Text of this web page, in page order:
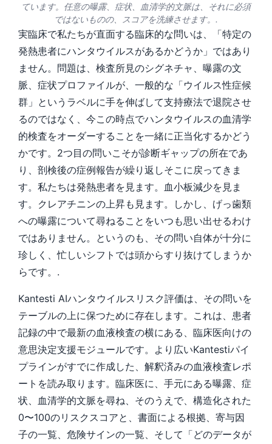
ています。任意の曝露、症状、血清学的文脈は、それに必須
ではないものの、スコアを洗練させます。.
実臨床で私たちが直面する臨床的な問いは、「特定の
発熱患者にハンタウイルスがあるかどうか」ではあり
ません。問題は、検査所見のシグネチャ、曝露の文
脈、症状プロファイルが、一般的な「ウイルス性症候
群」というラベルに手を伸ばして支持療法で退院させ
るのではなく、今この時点でハンタウイルスの血清学
的検査をオーダーすることを一緒に正当化するかどう
かです。2つ目の問いこそが診断ギャップの所在であ
り、剖検後の症例報告が繰り返しそこに戻ってきま
す。私たちは発熱患者を見ます。血小板減少を見ま
す。クレアチニンの上昇も見ます。しかし、げっ歯類
への曝露について尋ねることをいつも思い出せるわけ
ではありません。というのも、その問い自体が十分に
珍しく、忙しいシフトでは頭からすり抜けてしまうか
らです。.
Kantesti AIハンタウイルスリスク評価は、その問いを
テーブルの上に保つために存在します。これは、患者
記録の中で最新の血液検査の横にある、臨床医向けの
意思決定支援モジュールです。より広いKantestiパイ
プラインがすでに作成した、解釈済みの血液検査レポ
ートを読み取ります。臨床医に、手元にある曝露、症
状、血清学的文脈を尋ね、そのうえで、構造化された
0〜100のリスクスコアと、書面による根拠、寄与因
子の一覧、危険サインの一覧、そして「どのデータが